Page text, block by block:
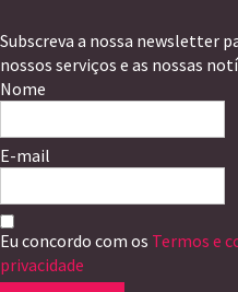
Subscreva a nossa newsletter
nossos serviços e as nossas
Nome
E-mail
Eu concordo com os Termos e
privacidade